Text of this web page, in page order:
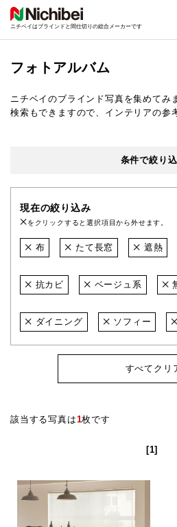
ニチベイはブラインドと間仕切りの総合メーカーです
フォトアルバム
ニチベイのブラインド写真を集めてみ
検索もできますので、インテリアの参
条件で絞り
現在の絞り込み
をクリックすると選択項目から外せます。
布 たて長窓 遮熱
抗カビ ベージュ系
ダイニング ソフィー
すべてクリ
該当する写真は1枚です
[1]